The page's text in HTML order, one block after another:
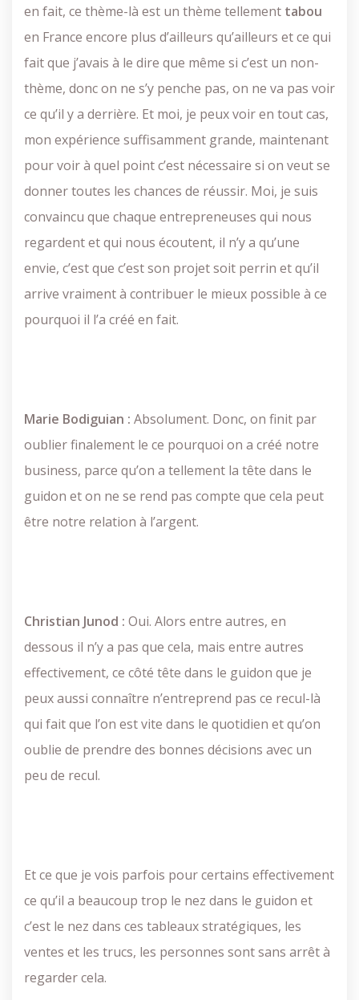
en fait, ce thème-là est un thème tellement tabou
en France encore plus d’ailleurs qu’ailleurs et ce qui
fait que j’avais à le dire que même si c’est un non-
thème, donc on ne s’y penche pas, on ne va pas voir
ce qu’il y a derrière. Et moi, je peux voir en tout cas,
mon expérience suffisamment grande, maintenant
pour voir à quel point c’est nécessaire si on veut se
donner toutes les chances de réussir. Moi, je suis
convaincu que chaque entrepreneuses qui nous
regardent et qui nous écoutent, il n’y a qu’une
envie, c’est que c’est son projet soit perrin et qu’il
arrive vraiment à contribuer le mieux possible à ce
pourquoi il l’a créé en fait.
Marie Bodiguian : Absolument. Donc, on finit par
oublier finalement le ce pourquoi on a créé notre
business, parce qu’on a tellement la tête dans le
guidon et on ne se rend pas compte que cela peut
être notre relation à l’argent.
Christian Junod : Oui. Alors entre autres, en
dessous il n’y a pas que cela, mais entre autres
effectivement, ce côté tête dans le guidon que je
peux aussi connaître n’entreprend pas ce recul-là
qui fait que l’on est vite dans le quotidien et qu’on
oublie de prendre des bonnes décisions avec un
peu de recul.
Et ce que je vois parfois pour certains effectivement
ce qu’il a beaucoup trop le nez dans le guidon et
c’est le nez dans ces tableaux stratégiques, les
ventes et les trucs, les personnes sont sans arrêt à
regarder cela.